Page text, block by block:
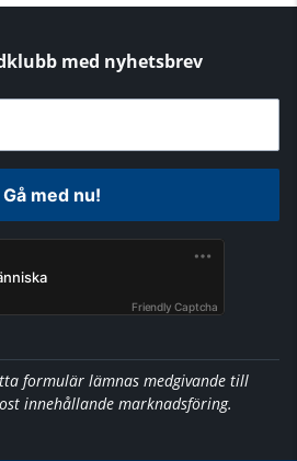
med nyhetsbrev
Gå med nu!
Friendly Captcha
formulär lämnas medgivande till
innehållande marknadsföring.